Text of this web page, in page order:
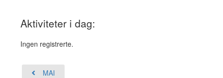
Aktiviteter i dag:
Ingen registrerte.
MAI